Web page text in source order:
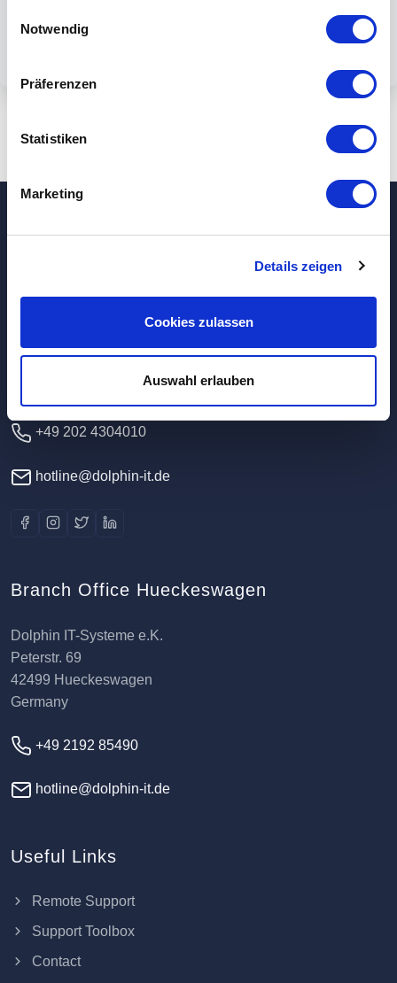
Notwendig
Präferenzen
Statistiken
Marketing
Details zeigen
Cookies zulassen
Auswahl erlauben
Dolphin IT-Systeme e.K.
Clausewitzstr. 47A
+49 202 4304010
hotline@dolphin-it.de
Branch Office Hueckeswagen
Dolphin IT-Systeme e.K.
Peterstr. 69
42499 Hueckeswagen
Germany
+49 2192 85490
hotline@dolphin-it.de
Useful Links
Remote Support
Support Toolbox
Contact